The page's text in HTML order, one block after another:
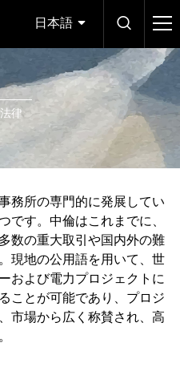
日本語
律
務所の専門的に発展してい
です。中倫はこれまでに、
数の重大取引や国内外の難
現地の公用語を用いて、世
および電力プロジェクトに
ことが可能であり、プロジ
市場から広く称賛され、高